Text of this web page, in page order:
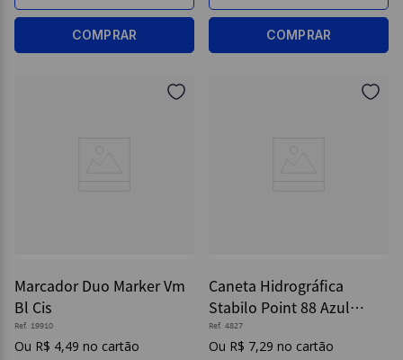
COMPRAR COMPRAR
Marcador Duo Marker Vm
Bl Cis
Ref. 19910
R$ 4,49
Caneta Hidrográfica
Stabilo Point 88 Azul
Escuro - Cis
Ref. 4827
R$ 7,29